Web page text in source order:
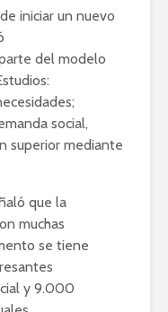
iniciar un nuevo
del modelo
social,
superior mediante
que la
muchas
se tiene
y 9.000